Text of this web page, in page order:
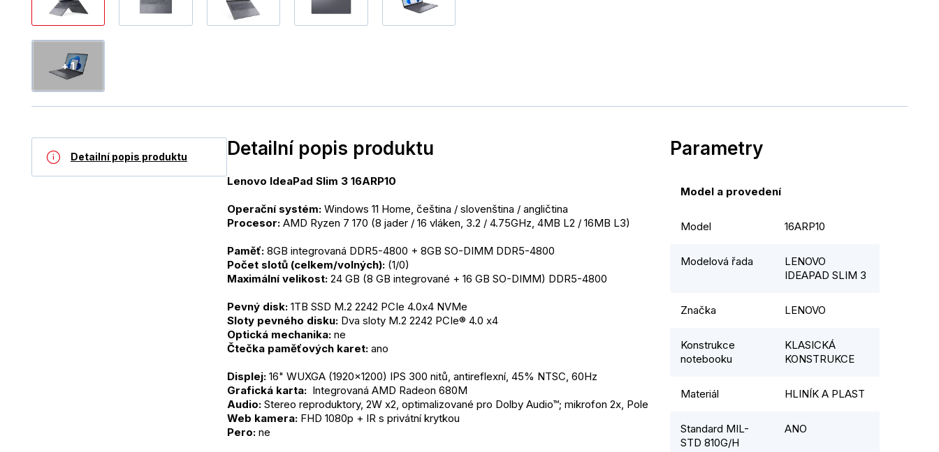
+ 1
Detailní popis produktu Detailní popis produktu
Lenovo IdeaPad Slim 3 16ARP10
Operační systém: Windows 11 Home, čeština / slovenština / angličtina
Procesor: AMD Ryzen 7 170 (8 jader / 16 vláken, 3.2 / 4.75GHz, 4MB L2 / 16MB L3)
Paměť: 8GB integrovaná DDR5-4800 + 8GB SO-DIMM DDR5-4800
Počet slotů (celkem/volných): (1/0)
Maximální velikost: 24 GB (8 GB integrované + 16 GB SO-DIMM) DDR5-4800
Pevný disk: 1TB SSD M.2 2242 PCIe 4.0x4 NVMe
Sloty pevného disku: Dva sloty M.2 2242 PCIe® 4.0 x4
Optická mechanika: ne
Čtečka paměťových karet: ano
Displej: 16" WUXGA (1920x1200) IPS 300 nitů, antireflexní, 45% NTSC, 60Hz
Grafická karta: Integrovaná AMD Radeon 680M
Audio: Stereo reproduktory, 2W x2, optimalizované pro Dolby Audio™; mikrofon 2x, Pole
Web kamera: FHD 1080p + IR s privátní krytkou
Pero: ne
Parametry
Model a provedení
Model 16ARP10
Modelová řada
LENOVO
IDEAPAD SLIM 3
Značka LENOVO
Konstrukce
notebooku
KLASICKÁ
KONSTRUKCE
Materiál HLINÍK A PLAST
Standard MIL-
STD 810G/H
ANO